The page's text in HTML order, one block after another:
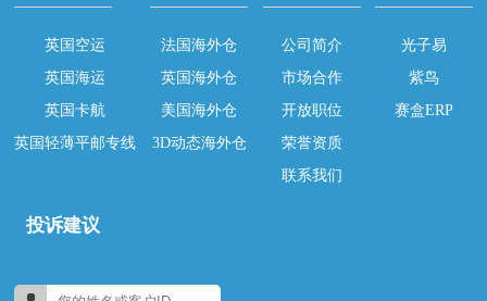
英国空运
英国海运
英国卡航
英国轻薄平邮专线
法国海外仓
英国海外仓
美国海外仓
3D动态海外仓
公司简介
市场合作
开放职位
荣誉资质
联系我们
光子易
紫鸟
赛盒ERP
投诉建议